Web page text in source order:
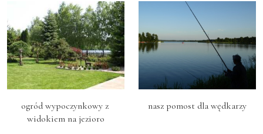
ogród wypoczynkowy z
widokiem na jezioro
nasz pomost dla wędkarzy